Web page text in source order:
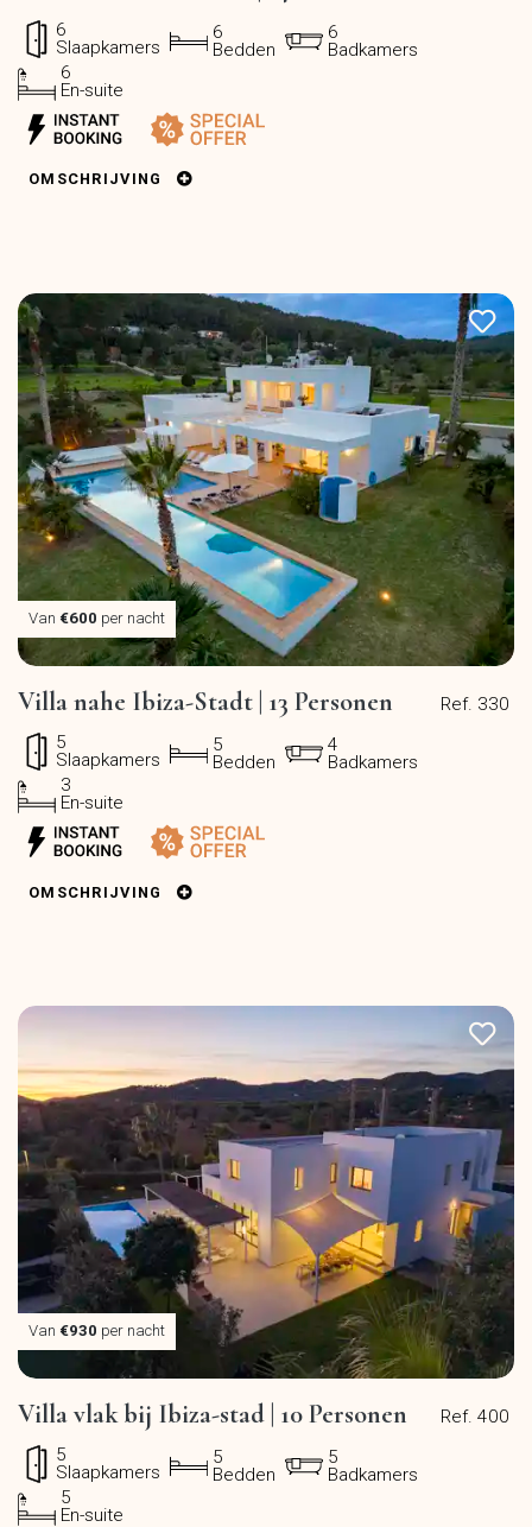
6
Slaapkamers
6
Bedden
6
Badkamers
6
En-suite
OMSCHRIJVING
Van €600 per nacht
Ref. 330
Villa nahe Ibiza-Stadt | 13 Personen
5
Slaapkamers
5
Bedden
4
Badkamers
3
En-suite
OMSCHRIJVING
Van €930 per nacht
Ref. 400
Villa vlak bij Ibiza-stad | 10 Personen
5
Slaapkamers
5
Bedden
5
Badkamers
5
En-suite